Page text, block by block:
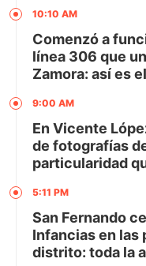
10:10 AM
Comenzó a
línea 306 que
Zamora: así es
9:00 AM
En Vicente
de fotografías
particularidad
5:11 PM
San Fernando
Infancias en las
distrito: toda la